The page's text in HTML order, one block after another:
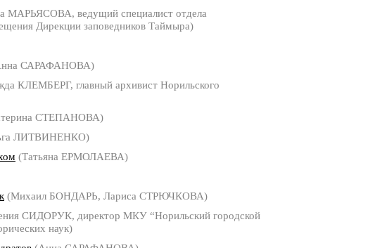
МАРЬЯСОВА, ведущий специалист отдела
Дирекции заповедников Таймыра)
САРАФАНОВА)
КЛЕМБЕРГ, главный архивист Норильского
СТЕПАНОВА)
ЛИТВИНЕНКО)
(Татьяна ЕРМОЛАЕВА)
(Михаил БОНДАРЬ, Лариса СТРЮЧКОВА)
СИДОРУК, директор МКУ “Норильский городской
наук)